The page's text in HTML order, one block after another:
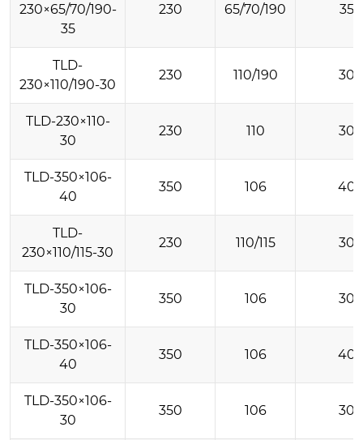
230×65/70/190-
35
230 65/70/190 35
TLD-
230×110/190-30
230 110/190 30
TLD-230×110-
30
230 110 30
TLD-350×106-
40
350 106 40
TLD-
230×110/115-30
230 110/115 30
TLD-350×106-
30
350 106 30
TLD-350×106-
40
350 106 40
TLD-350×106-
30
350 106 30